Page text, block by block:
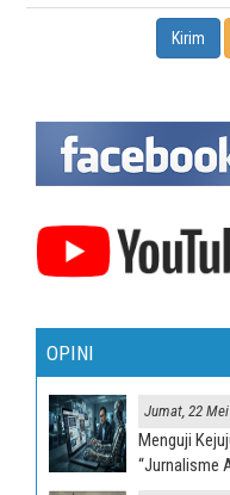
OPINI
Jumat, 22
Menguji
“Jurnalisme